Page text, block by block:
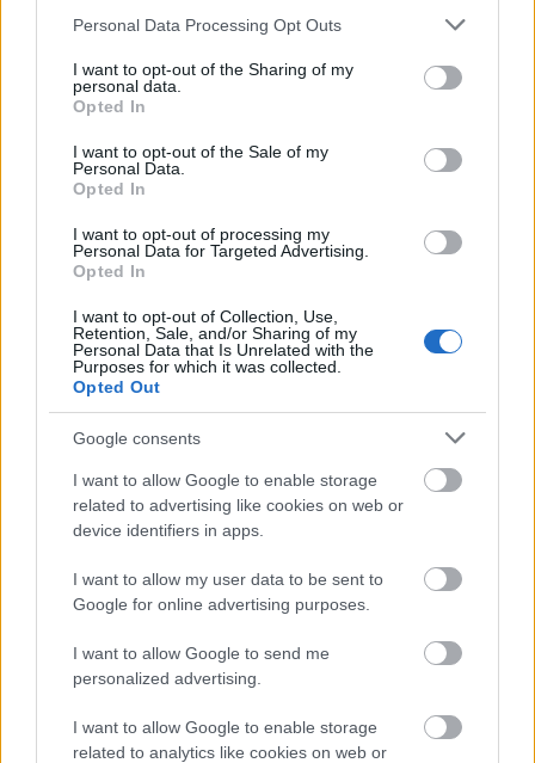
Please note that this website/app uses one or more Google
not limited to your visit or usage behaviour. You may click to
grant or deny consent to Google and its third-party tags to
use your data for below specified purposes in below Google
consent section.
Personal Data Processing Opt Outs
I want to opt-out of the Sharing of my
personal data.
Opted In
I want to opt-out of the Sale of my
Personal Data.
Opted In
I want to opt-out of processing my
Personal Data for Targeted Advertising.
Opted In
I want to opt-out of Collection, Use,
Retention, Sale, and/or Sharing of my
Personal Data that Is Unrelated with the
Purposes for which it was collected.
Opted Out
Google consents
I want to allow Google to enable storage
related to advertising like cookies on web or
device identifiers in apps.
I want to allow my user data to be sent to
Google for online advertising purposes.
I want to allow Google to send me
personalized advertising.
I want to allow Google to enable storage
related to analytics like cookies on web or
Δημοφιλείς Ειδήσεις
Ανοικτές 1.779 θέσεις εργασίας στο
Δημόσιο (χωρίς πτυχίο)
ΥΠΕΣ: Προγραμματισμός προσλήψεων
2027 - Παρατείνεται το Β' Στάδιο
Προσλήψεις αναπληρωτών: Περίπου
30.000 ονόματα στην α' φάση
ΔΥΠΑ: Ευκαιρία συνταξιοδότησης για
Ξεκίνησαν οι αιτήσεις